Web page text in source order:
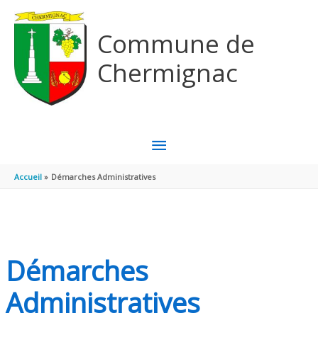
Commune de
Chermignac
MENU
PRINCIPAL
Accueil Démarches Administratives
Démarches
Administratives